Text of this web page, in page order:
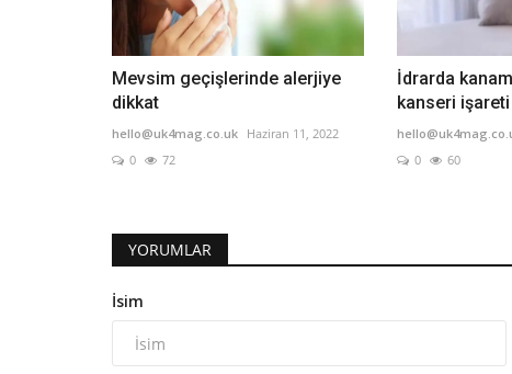
Mevsim geçişlerinde alerjiye
dikkat
hello@uk4mag.co.uk Haziran 11, 2022
0
72
İdrarda
kanseri
0
60
YORUMLAR
İsim